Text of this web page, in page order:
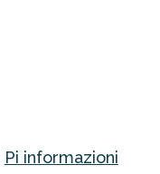
Pi informazioni